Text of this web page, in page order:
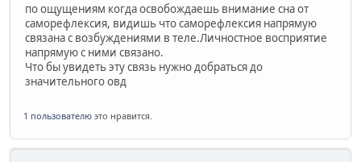
по ощущениям когда освобождаешь внимание сна от
саморефлексия, видишь что саморефлексия напрямую
связана с возбуждениями в теле.Личностное восприятие
напрямую с ними связано.
Что бы увидеть эту связь нужно добраться до
значительного овд
1 пользователю это нравится.